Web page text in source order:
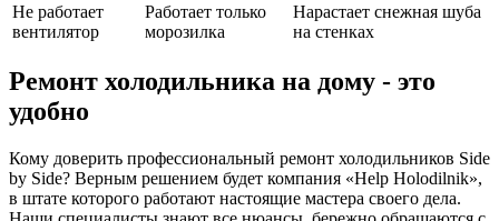
Не работает
вентилятор
Работает только
морозилка
Нарастает снежная шуба
на стенках
Ремонт холодильника на дому - это
удобно
Кому доверить профессиональный ремонт холодильников Side
by Side? Верным решением будет компания «Help Holodilnik»,
в штате которого работают настоящие мастера своего дела.